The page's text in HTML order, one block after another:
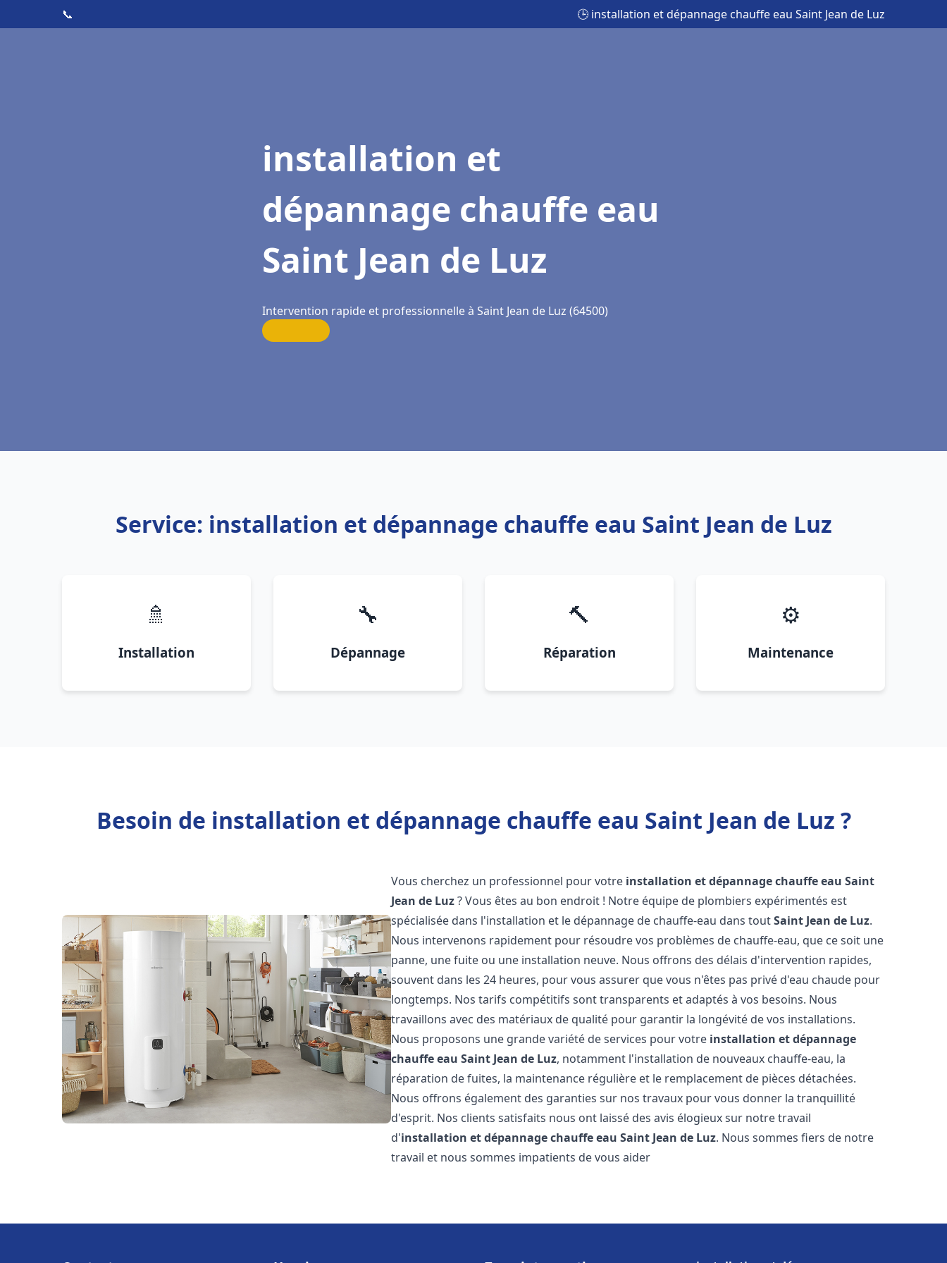
📞 🕒 installation et dépannage chauffe eau Saint Jean de Luz
installation et
dépannage chauffe eau
Saint Jean de Luz
Intervention rapide et professionnelle à Saint Jean de Luz (64500)
Service: installation et dépannage chauffe eau Saint Jean de Luz
🚿
Installation
🔧
Dépannage
🔨
Réparation
⚙️
Maintenance
Besoin de installation et dépannage chauffe eau Saint Jean de Luz ?
Vous cherchez un professionnel pour votre installation et dépannage chauffe eau Saint
Jean de Luz? Vous êtes au bon endroit ! Notre équipe de plombiers expérimentés est
spécialisée dans l'installation et le dépannage de chauffe-eau dans toutSaint Jean de Luz.
Nous intervenons rapidement pour résoudre vos problèmes de chauffe-eau, que ce soit une
panne, une fuite ou une installation neuve. Nous offrons des délais d'intervention rapides,
souvent dans les 24 heures, pour vous assurer que vous n'êtes pas privé d'eau chaude pour
longtemps. Nos tarifs compétitifs sont transparents et adaptés à vos besoins. Nous
travaillons avec des matériaux de qualité pour garantir la longévité de vos installations.
Nous proposons une grande variété de services pour votre installation et dépannage
chauffe eau Saint Jean de Luz, notamment l'installation de nouveaux chauffe-eau, la
réparation de fuites, la maintenance régulière et le remplacement de pièces détachées.
Nous offrons également des garanties sur nos travaux pour vous donner la tranquillité
d'esprit. Nos clients satisfaits nous ont laissé des avis élogieux sur notre travail
d'installation et dépannage chauffe eau Saint Jean de Luz. Nous sommes fiers de notre
travail et nous sommes impatients de vous aider